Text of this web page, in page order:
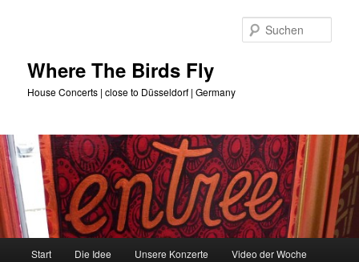
Where The Birds Fly
House Concerts | close to Düsseldorf | Germany
Start Die Idee Unsere Konzerte Video der Woche